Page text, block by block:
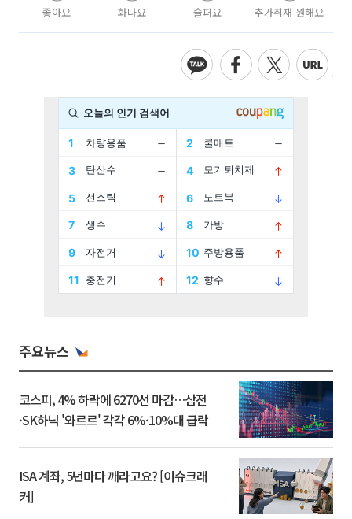
좋아요 화나요 슬퍼요 추가취재 원해요
주요뉴스
코스피, 4% 하락에 6270선 마감…삼전
·SK하닉 '와르르' 각각 6%·10%대 급락
ISA 계좌, 5년마다 깨라고요? [이슈크래
커]